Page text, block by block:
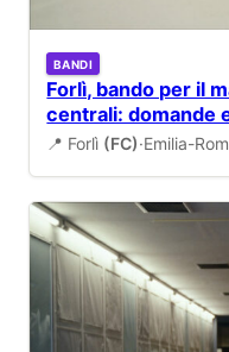
BANDI
Forlì, bando per il
centrali: domande
📍 Forlì (FC)·Emilia-